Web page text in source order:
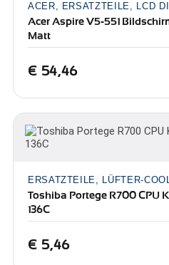
ACER, ERSATZTEILE, LCD
Acer Aspire V5-551
Matt
€ 54,46
ERSATZTEILE, LÜFTER-
Toshiba Portege R700 CPU
136C
€ 5,46